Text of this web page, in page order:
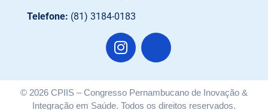
Telefone: (81) 3184-0183
© 2026 CPIIS – Congresso Pernambucano de Inovação &
Integração em Saúde. Todos os direitos reservados.